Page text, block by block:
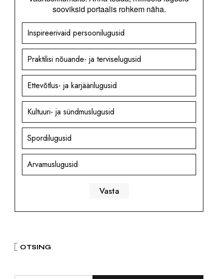
sooviksid portaalis rohkem näha.
Inspireerivaid persoonilugusid
Praktilisi nõuande- ja terviselugusid
Ettevõtlus- ja karjäärilugusid
Kultuuri- ja sündmuslugusid
Spordilugusid
Arvamuslugusid
OTSING